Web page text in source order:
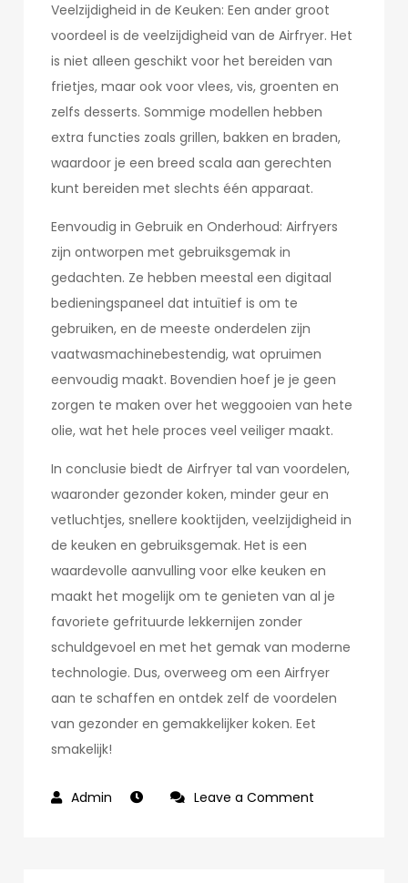
Veelzijdigheid in de Keuken: Een ander groot
voordeel is de veelzijdigheid van de Airfryer. Het
is niet alleen geschikt voor het bereiden van
frietjes, maar ook voor vlees, vis, groenten en
zelfs desserts. Sommige modellen hebben
extra functies zoals grillen, bakken en braden,
waardoor je een breed scala aan gerechten
kunt bereiden met slechts één apparaat.
Eenvoudig in Gebruik en Onderhoud: Airfryers
zijn ontworpen met gebruiksgemak in
gedachten. Ze hebben meestal een digitaal
bedieningspaneel dat intuïtief is om te
gebruiken, en de meeste onderdelen zijn
vaatwasmachinebestendig, wat opruimen
eenvoudig maakt. Bovendien hoef je je geen
zorgen te maken over het weggooien van hete
olie, wat het hele proces veel veiliger maakt.
In conclusie biedt de Airfryer tal van voordelen,
waaronder gezonder koken, minder geur en
vetluchtjes, snellere kooktijden, veelzijdigheid in
de keuken en gebruiksgemak. Het is een
waardevolle aanvulling voor elke keuken en
maakt het mogelijk om te genieten van al je
favoriete gefrituurde lekkernijen zonder
schuldgevoel en met het gemak van moderne
technologie. Dus, overweeg om een Airfryer
aan te schaffen en ontdek zelf de voordelen
van gezonder en gemakkelijker koken. Eet
smakelijk!
Leave a Comment